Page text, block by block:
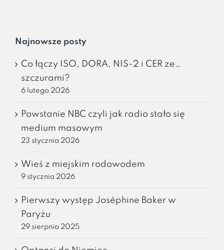
Najnowsze posty
Co łączy ISO, DORA, NIS-2 i CER ze…
szczurami?
6 lutego 2026
Powstanie NBC czyli jak radio stało się
medium masowym
23 stycznia 2026
Wieś z miejskim rodowodem
9 stycznia 2026
Pierwszy występ Joséphine Baker w
Paryżu
29 sierpnia 2025